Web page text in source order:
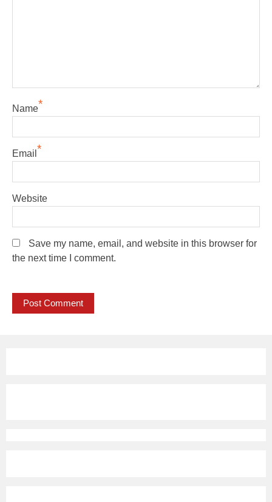
Name*
Email *
Website
Save my name, email, and website in this browser for
the next time I comment.